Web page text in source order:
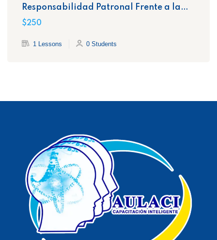
Responsabilidad Patronal Frente a la
STPS
$250
1 Lessons 0 Students